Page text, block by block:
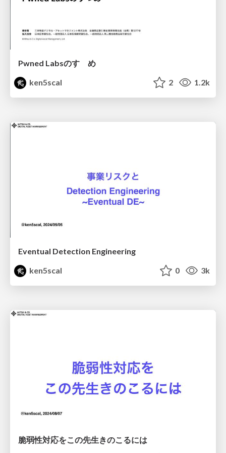
Pwned Labsのすゝめ
ken5scal
2 1.2k
Eventual Detection Engineering
ken5scal
0 3k
脆弱性対応をこの先生きのこるには